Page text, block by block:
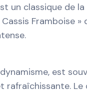
un classique de
Framboise »
est
rafraîchissante.